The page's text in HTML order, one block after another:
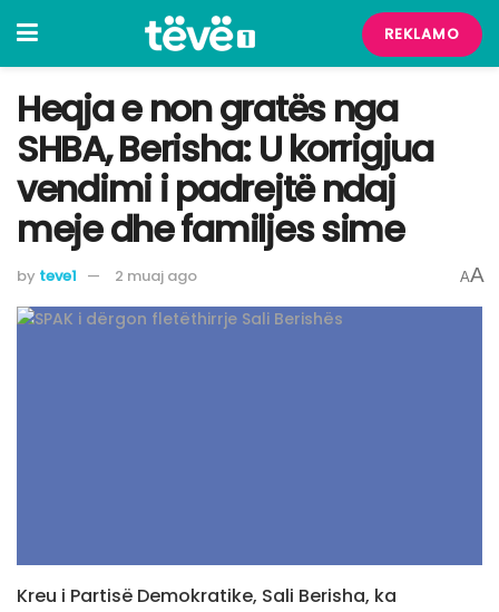
REKLAMO
Heqja e non gratës nga
SHBA, Berisha: U korrigjua
vendimi i padrejtë ndaj
meje dhe familjes sime
by teve1 2 muaj ago AA
Kreu i Partisë Demokratike, Sali Berisha, ka